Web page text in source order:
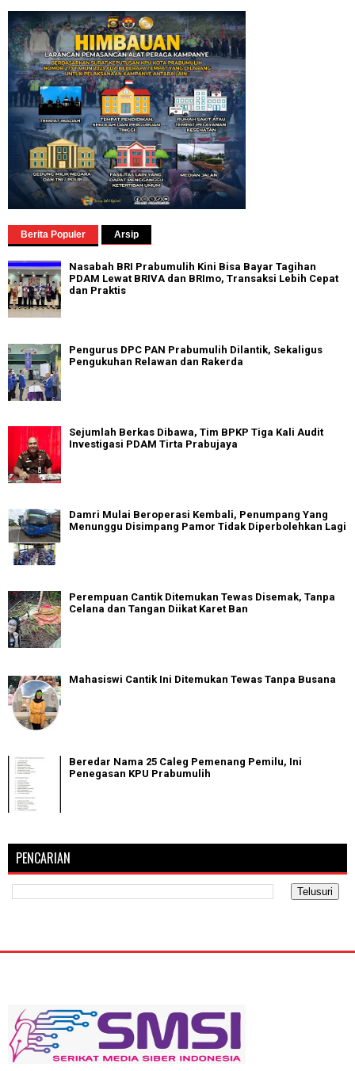
Berita Populer Arsip
Nasabah BRI Prabumulih Kini Bisa Bayar Tagihan
PDAM Lewat BRIVA dan BRImo, Transaksi Lebih Cepat
dan Praktis
Pengurus DPC PAN Prabumulih Dilantik, Sekaligus
Pengukuhan Relawan dan Rakerda
Sejumlah Berkas Dibawa, Tim BPKP Tiga Kali Audit
Investigasi PDAM Tirta Prabujaya
Damri Mulai Beroperasi Kembali, Penumpang Yang
Menunggu Disimpang Pamor Tidak Diperbolehkan Lagi
Perempuan Cantik Ditemukan Tewas Disemak, Tanpa
Celana dan Tangan Diikat Karet Ban
Mahasiswi Cantik Ini Ditemukan Tewas Tanpa Busana
Beredar Nama 25 Caleg Pemenang Pemilu, Ini
Penegasan KPU Prabumulih
PENCARIAN